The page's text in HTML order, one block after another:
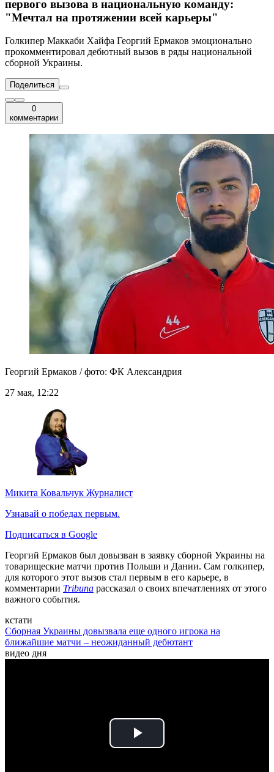
первого вызова в национальную команду:
"Мечтал на протяжении всей карьеры"
Голкипер Маккаби Хайфа Георгий Ермаков эмоционально
прокомментировал дебютный вызов в ряды национальной
сборной Украины.
Поделиться
0
комментарии
Георгий Ермаков / фото: ФК Александрия
27 мая, 12:22
Микита Ковальчук Журналист
Узнавай о победах первым.
Подписаться в Google
Георгий Ермаков был довызван в заявку сборной Украины на
товарищеские матчи против Польши и Дании. Сам голкипер,
для которого этот вызов стал первым в его карьере, в
комментарии Tribuna рассказал о своих впечатлениях от этого
важного события.
кстати
Сборная Украины довызвала еще одного игрока на
ближайшие матчи – неожиданный дебютант
видео дня
Play